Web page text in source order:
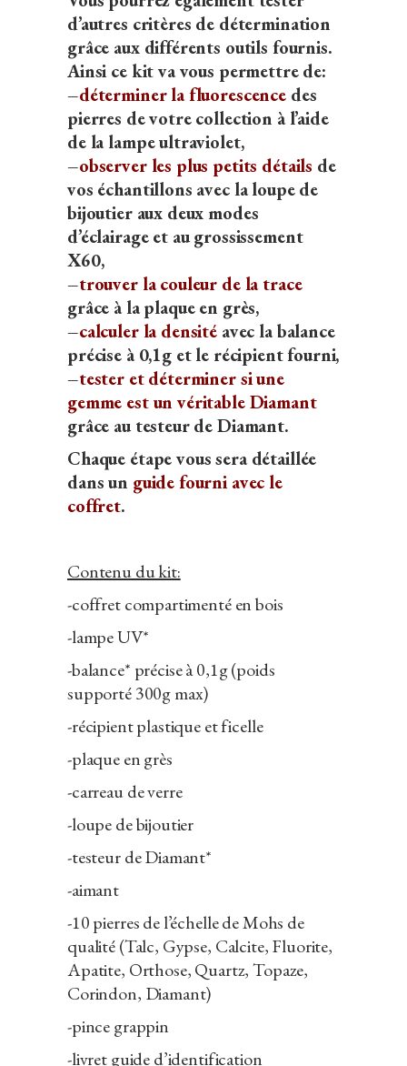
d’autres critères de détermination
grâce aux différents outils fournis.
Ainsi ce kit va vous permettre de:
–déterminer la fluorescencedes
pierres de votre collection à l’aide
de la lampe ultraviolet,
–observer les plus petits détails de
vos échantillons avec la loupe de
bijoutier aux deux modes
d’éclairage et au grossissement
X60,
–trouver la couleur de la trace
grâce à la plaque en grès,
–calculer la densité avec la balance
précise à 0,1g et le récipient fourni,
–tester et déterminer si une
gemme est un véritable Diamant
grâce au testeur de Diamant.
Chaque étape vous sera détaillée
dans un guide fourni avec le
coffret.
Contenu du kit:
-coffret compartimenté en bois
-lampe UV*
-balance* précise à 0,1g (poids
supporté 300g max)
-récipient plastique et ficelle
-plaque en grès
-carreau de verre
-loupe de bijoutier
-testeur de Diamant*
-aimant
-10 pierres de l’échelle de Mohs de
qualité (Talc, Gypse, Calcite, Fluorite,
Apatite, Orthose, Quartz, Topaze,
Corindon, Diamant)
-pince grappin
-livret guide d’identification